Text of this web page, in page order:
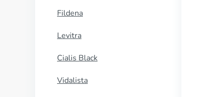
Fildena
Levitra
Cialis Black
Vidalista